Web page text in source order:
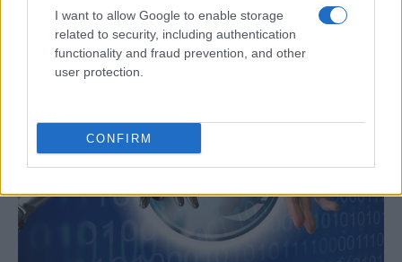
I want to allow Google to enable storage
related to security, including authentication
functionality and fraud prevention, and other
user protection.
CONFIRM
Un canadiense compra el primer mensaje de texto…
CIENCIA Y TECNOLOGÍA